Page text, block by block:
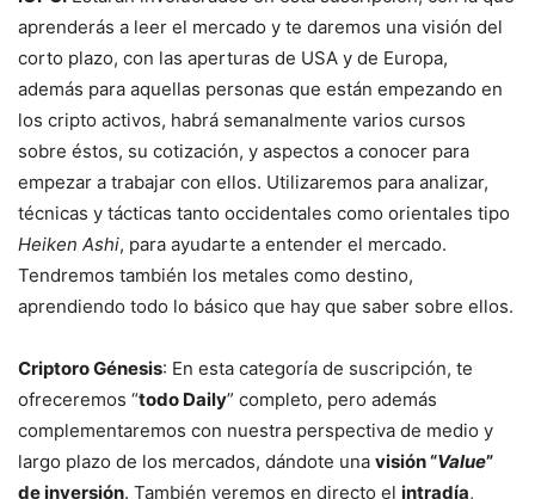
aprenderás a leer el mercado y te daremos una visión del
corto plazo, con las aperturas de USA y de Europa,
además para aquellas personas que están empezando en
los cripto activos, habrá semanalmente varios cursos
sobre éstos, su cotización, y aspectos a conocer para
empezar a trabajar con ellos. Utilizaremos para analizar,
técnicas y tácticas tanto occidentales como orientales tipo
Heiken Ashi, para ayudarte a entender el mercado.
Tendremos también los metales como destino,
aprendiendo todo lo básico que hay que saber sobre ellos.
Criptoro Génesis: En esta categoría de suscripción, te
ofreceremos “todo Daily” completo, pero además
complementaremos con nuestra perspectiva de medio y
largo plazo de los mercados, dándote una visión “Value”
de inversión. También veremos en directo el intradía,